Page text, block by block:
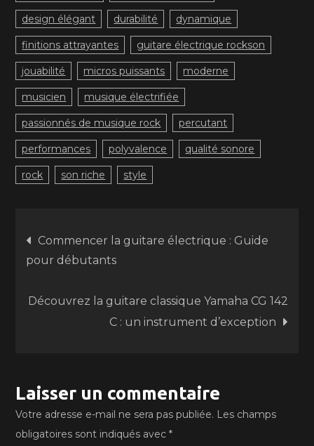
design élégant durabilité dynamique
finitions attrayantes guitare électrique rockson
jouabilité micros puissants moderne
musicien musique électrifiée
passionnés de musique rock percutant
performances polyvalence qualité sonore
rock son riche style
Navigation
de
l’article
Commencer la guitare électrique : Guide
pour débutants
Découvrez la guitare classique Yamaha CG 142
C : un instrument d’exception
Laisser un commentaire
Votre adresse e-mail ne sera pas publiée. Les champs
obligatoires sont indiqués avec*